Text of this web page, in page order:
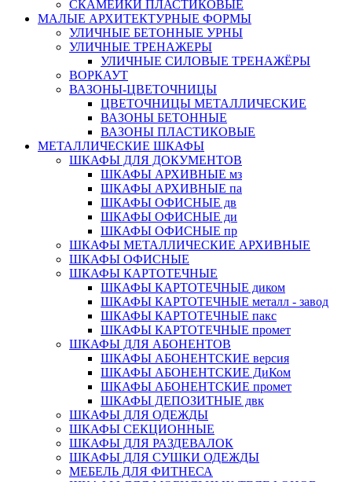
СКАМЕЙКИ ПЛАСТИКОВЫЕ
МАЛЫЕ АРХИТЕКТУРНЫЕ ФОРМЫ
УЛИЧНЫЕ БЕТОННЫЕ УРНЫ
УЛИЧНЫЕ ТРЕНАЖЕРЫ
УЛИЧНЫЕ СИЛОВЫЕ ТРЕНАЖЁРЫ
ВОРКАУТ
ВАЗОНЫ-ЦВЕТОЧНИЦЫ
ЦВЕТОЧНИЦЫ МЕТАЛЛИЧЕСКИЕ
ВАЗОНЫ БЕТОННЫЕ
ВАЗОНЫ ПЛАСТИКОВЫЕ
МЕТАЛЛИЧЕСКИЕ ШКАФЫ
ШКАФЫ ДЛЯ ДОКУМЕНТОВ
ШКАФЫ АРХИВНЫЕ мз
ШКАФЫ АРХИВНЫЕ па
ШКАФЫ ОФИСНЫЕ дв
ШКАФЫ ОФИСНЫЕ ди
ШКАФЫ ОФИСНЫЕ пр
ШКАФЫ МЕТАЛЛИЧЕСКИЕ АРХИВНЫЕ
ШКАФЫ ОФИСНЫЕ
ШКАФЫ КАРТОТЕЧНЫЕ
ШКАФЫ КАРТОТЕЧНЫЕ диком
ШКАФЫ КАРТОТЕЧНЫЕ металл - завод
ШКАФЫ КАРТОТЕЧНЫЕ пакс
ШКАФЫ КАРТОТЕЧНЫЕ промет
ШКАФЫ ДЛЯ АБОНЕНТОВ
ШКАФЫ АБОНЕНТСКИЕ версия
ШКАФЫ АБОНЕНТСКИЕ ДиКом
ШКАФЫ АБОНЕНТСКИЕ промет
ШКАФЫ ДЕПОЗИТНЫЕ двк
ШКАФЫ ДЛЯ ОДЕЖДЫ
ШКАФЫ СЕКЦИОННЫЕ
ШКАФЫ ДЛЯ РАЗДЕВАЛОК
ШКАФЫ ДЛЯ СУШКИ ОДЕЖДЫ
МЕБЕЛЬ ДЛЯ ФИТНЕСА